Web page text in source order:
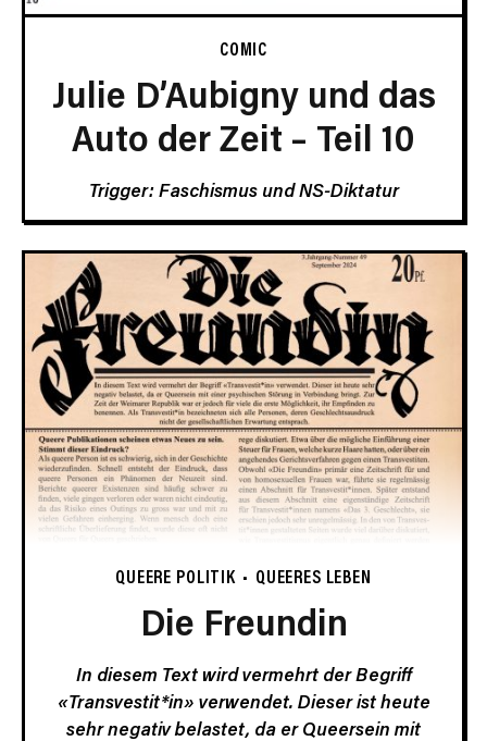
COMIC
Julie D’Aubigny und das
Auto der Zeit – Teil 10
Trigger: Faschismus und NS-Diktatur
QUEERE POLITIK QUEERES LEBEN
Die Freundin
In diesem Text wird vermehrt der Begriff
«Transvestit*in» verwendet. Dieser ist heute
sehr negativ belastet, da er Queersein mit